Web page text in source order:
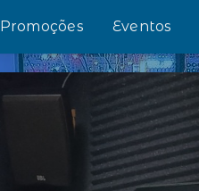
Promoções Eventos